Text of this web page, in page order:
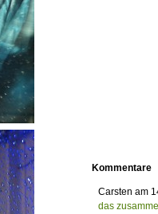
Kommentare
Carsten am
das